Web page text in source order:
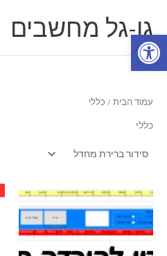
פתח סרגל נגישות
לתוכןגו-גל מחשבים
עמוד הבית / כללי
כללי